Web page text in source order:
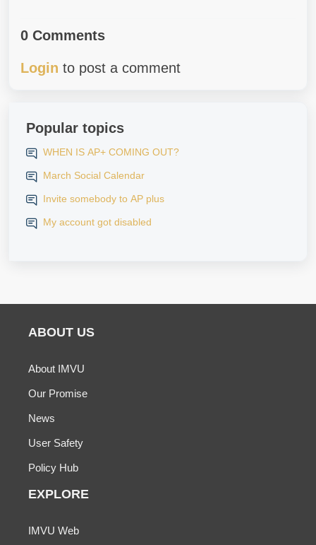
0 Comments
Login to post a comment
Popular topics
WHEN IS AP+ COMING OUT?
March Social Calendar
Invite somebody to AP plus
My account got disabled
ABOUT US
About IMVU
Our Promise
News
User Safety
Policy Hub
EXPLORE
IMVU Web